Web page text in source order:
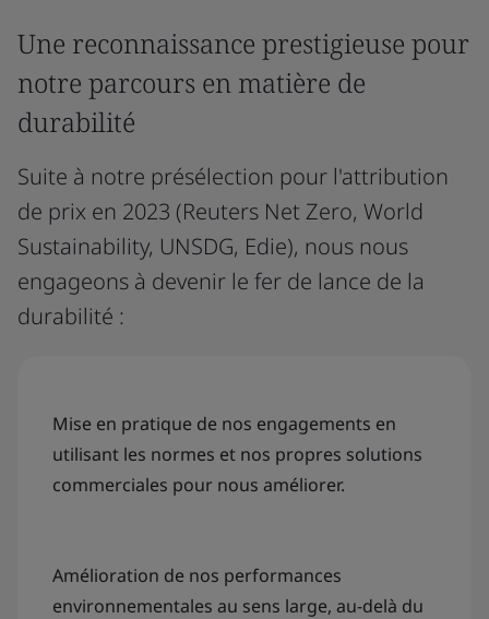
Une reconnaissance prestigieuse pour
notre parcours en matière de
durabilité
Suite à notre présélection pour l'attribution
de prix en 2023 (Reuters Net Zero, World
Sustainability, UNSDG, Edie), nous nous
engageons à devenir le fer de lance de la
durabilité :
Mise en pratique de nos engagements en
utilisant les normes et nos propres solutions
commerciales pour nous améliorer.
Amélioration de nos performances
environnementales au sens large, au-delà du